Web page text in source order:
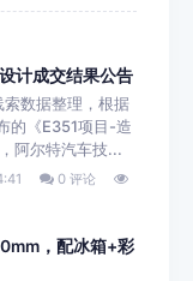
计成交结果公告
数据整理，根据
的《E351项目-造
阿尔特汽车技...
0 评论
，配冰箱+彩